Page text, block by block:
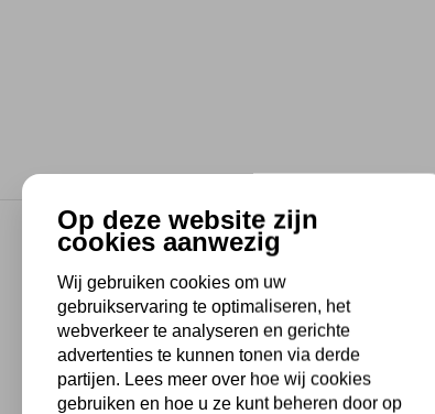
Op deze website zijn
cookies aanwezig
Wij gebruiken cookies om uw
gebruikservaring te optimaliseren, het
webverkeer te analyseren en gerichte
advertenties te kunnen tonen via derde
partijen. Lees meer over hoe wij cookies
gebruiken en hoe u ze kunt beheren door op